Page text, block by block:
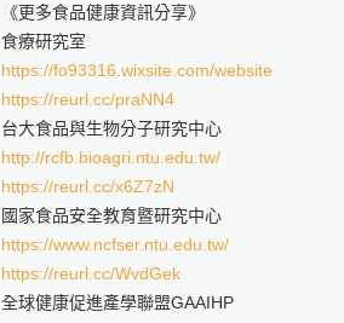
《更多食品健康資訊分享》
食療研究室
https://fo93316.wixsite.com/website
https://reurl.cc/praNN4
台大食品與生物分子研究中心
http://rcfb.bioagri.ntu.edu.tw/
https://reurl.cc/x6Z7zN
國家食品安全教育暨研究中心
https://www.ncfser.ntu.edu.tw/
https://reurl.cc/WvdGek
全球健康促進產學聯盟GAAIHP